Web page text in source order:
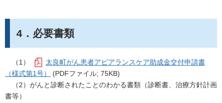
4．必要書類
（1）
太良町がん患者アピアランスケア助成金交付申請書
（様式第1号）
(PDFファイル; 75KB)
（2）がんと診断されたことのわかる書類（診断書、治療方針計画
書等）